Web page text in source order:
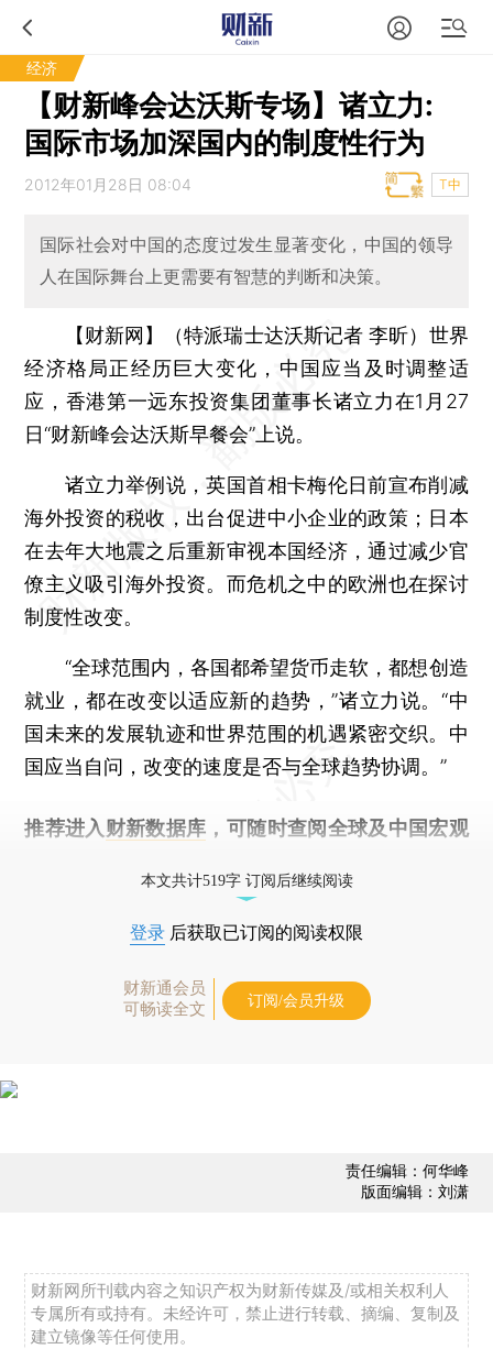
经济
【财新峰会达沃斯专场】诸立力:
国际市场加深国内的制度性行为
2012年01月28日 08:04 T中
国际社会对中国的态度过发生显著变化，中国的领导
人在国际舞台上更需要有智慧的判断和决策。
【财新网】（特派瑞士达沃斯记者 李昕） 世界
经济格局正经历巨大变化，中国应当及时调整适
应，香港第一远东投资集团董事长诸立力在1月27
日“财新峰会达沃斯早餐会”上说。
诸立力举例说，英国首相卡梅伦日前宣布削减
海外投资的税收，出台促进中小企业的政策；日本
在去年大地震之后重新审视本国经济，通过减少官
僚主义吸引海外投资。而危机之中的欧洲也在探讨
制度性改变。
“全球范围内，各国都希望货币走软，都想创造
就业，都在改变以适应新的趋势，”诸立力说。“中
国未来的发展轨迹和世界范围的机遇紧密交织。中
国应当自问，改变的速度是否与全球趋势协调。”
推荐进入 财新数据库 ，可随时查阅全球及中国宏观
本文共计519字 订阅后继续阅读
登录 后获取已订阅的阅读权限
财新通会员
可畅读全文
订阅/会员升级
责任编辑：何华峰
版面编辑：刘潇
财新网所刊载内容之知识产权为财新传媒及/或相关权利人
专属所有或持有。未经许可，禁止进行转载、摘编、复制及
建立镜像等任何使用。